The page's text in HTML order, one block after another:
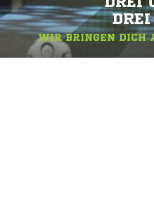
DREI
WIR BRINGEN DICH